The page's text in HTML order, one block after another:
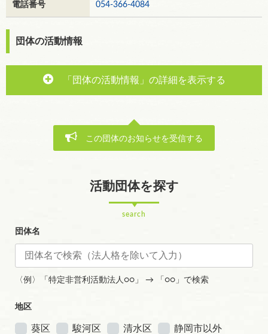
電話番号 054-366-4084
団体の活動情報
「団体の活動情報」の詳細を表示する
この団体のお知らせを受信する
活動団体を探す
search
団体名
〈例〉「特定非営利活動法人○○」 → 「○○」で検索
地区
葵区 駿河区 清水区 静岡市以外